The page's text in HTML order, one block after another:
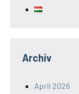
Archiv
April 2026